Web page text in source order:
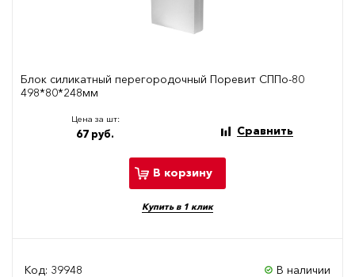
Блок силикатный перегородочный Поревит СППо-80
498*80*248мм
Цена за шт:
67 руб. Сравнить
В корзину
Купить в 1 клик
Код: 39948 В наличии